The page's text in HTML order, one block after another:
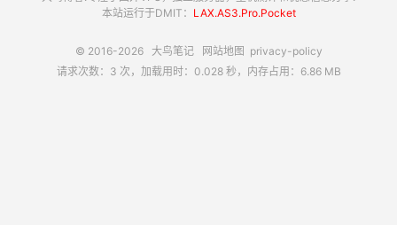
本站运行于DMIT： LAX.AS3.Pro.Pocket
© 2016-2026 大鸟笔记 网站地图 privacy-policy
请求次数：3 次，加载用时：0.028 秒，内存占用：6.86 MB